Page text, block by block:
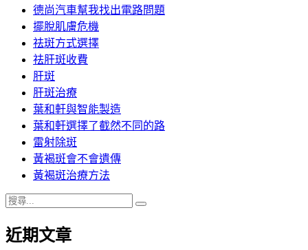
德尚汽車幫我找出電路問題
擺脫肌膚危機
祛斑方式選擇
祛肝斑收費
肝斑
肝斑治療
葉和軒與智能製造
葉和軒選擇了截然不同的路
雷射除斑
黃褐斑會不會遺傳
黃褐斑治療方法
搜
關
近期文章